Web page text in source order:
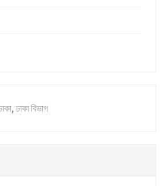
, ঢাকা বিভাগ